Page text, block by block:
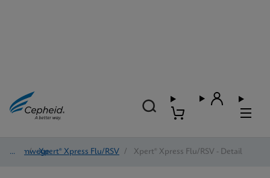
Atemwege
/ Xpert® Xpress Flu/RSV / Xpert® Xpress Flu/RSV - Detail